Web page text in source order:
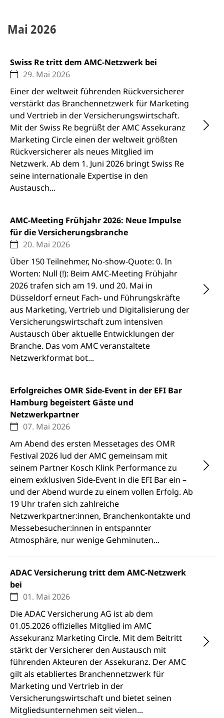
Mai 2026
Swiss Re tritt dem AMC-Netzwerk bei
29. Mai 2026
Einer der weltweit führenden Rückversicherer
verstärkt das Branchennetzwerk für Marketing
und Vertrieb in der Versicherungswirtschaft.
Mit der Swiss Re begrüßt der AMC Assekuranz
Marketing Circle einen der weltweit größten
Rückversicherer als neues Mitglied im
Netzwerk. Ab dem 1. Juni 2026 bringt Swiss Re
seine internationale Expertise in den
Austausch...
AMC-Meeting Frühjahr 2026: Neue Impulse
für die Versicherungsbranche
20. Mai 2026
Über 150 Teilnehmer, No-show-Quote: 0. In
Worten: Null (!): Beim AMC-Meeting Frühjahr
2026 trafen sich am 19. und 20. Mai in
Düsseldorf erneut Fach- und Führungskräfte
aus Marketing, Vertrieb und Digitalisierung der
Versicherungswirtschaft zum intensiven
Austausch über aktuelle Entwicklungen der
Branche. Das vom AMC veranstaltete
Netzwerkformat bot...
Erfolgreiches OMR Side-Event in der EFI Bar
Hamburg begeistert Gäste und
Netzwerkpartner
07. Mai 2026
Am Abend des ersten Messetages des OMR
Festival 2026 lud der AMC gemeinsam mit
seinem Partner Kosch Klink Performance zu
einem exklusiven Side-Event in die EFI Bar ein –
und der Abend wurde zu einem vollen Erfolg. Ab
19 Uhr trafen sich zahlreiche
Netzwerkpartner:innen, Branchenkontakte und
Messebesucher:innen in entspannter
Atmosphäre, nur wenige Gehminuten...
ADAC Versicherung tritt dem AMC-Netzwerk
bei
01. Mai 2026
Die ADAC Versicherung AG ist ab dem
01.05.2026 offizielles Mitglied im AMC
Assekuranz Marketing Circle. Mit dem Beitritt
stärkt der Versicherer den Austausch mit
führenden Akteuren der Assekuranz. Der AMC
gilt als etabliertes Branchennetzwerk für
Marketing und Vertrieb in der
Versicherungswirtschaft und bietet seinen
Mitgliedsunternehmen seit vielen...